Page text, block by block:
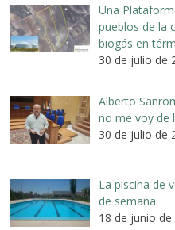
Una
pueblos de la
biogás en
30 de julio de
Alberto
no me voy de
30 de julio de
La piscina de
de semana
18 de junio de